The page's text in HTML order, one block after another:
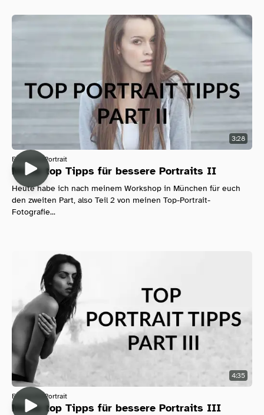
3:28
Fotografie Portrait
Meine top Tipps für bessere Portraits II
Heute habe ich nach meinem Workshop in München für euch
den zweiten Part, also Teil 2 von meinen Top-Portrait-
Fotografie...
4:35
Fotografie Portrait
Meine top Tipps für bessere Portraits III